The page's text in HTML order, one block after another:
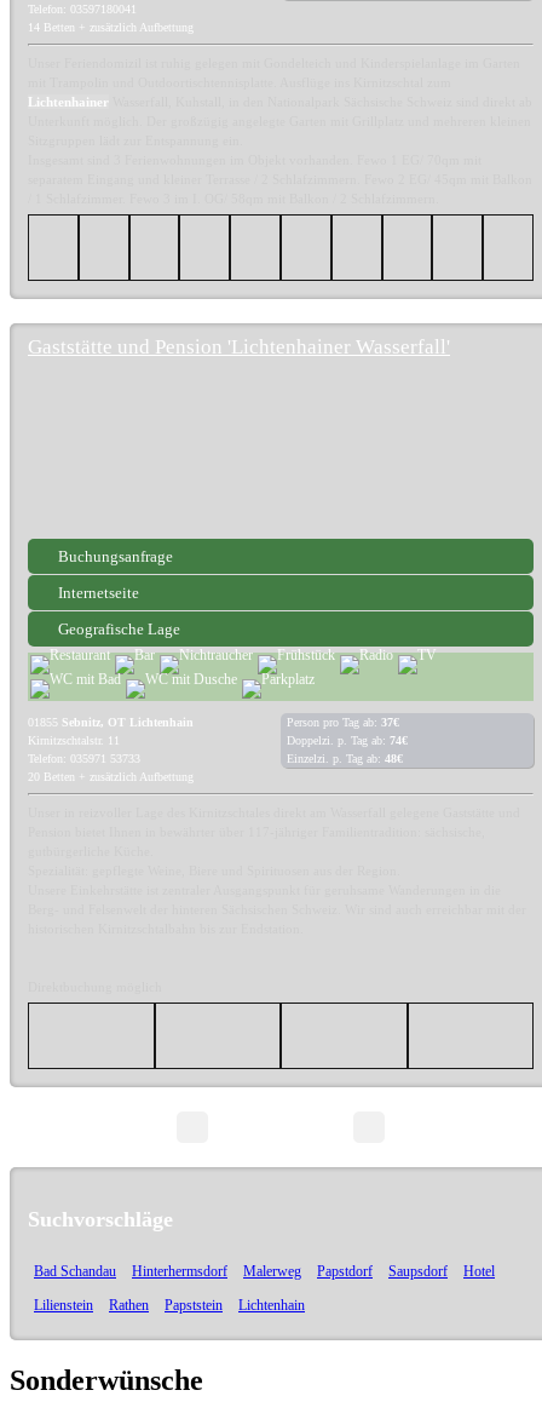
Telefon: 03597180041
14 Betten + zusätzlich Aufbettung
Lichtenhainer
Gaststätte und Pension 'Lichtenhainer Wasserfall'
Buchungsanfrage
Internetseite
Geografische Lage
01855 Sebnitz, OT Lichtenhain
Kirnitzschtalstr. 11
Telefon: 035971 53733
20 Betten + zusätzlich Aufbettung
Person pro Tag ab: 37€
Doppelzi. p. Tag ab: 74€
Einzelzi. p. Tag ab: 48€
Suchvorschläge
Bad Schandau Hinterhermsdorf Malerweg Papstdorf Saupsdorf
Hotel
Lilienstein
Rathen Papststein Lichtenhain
Sonderwünsche